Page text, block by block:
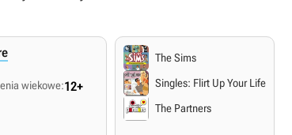
wiekowe:12+
The Sims
Singles: Flirt Up Your Life
The Partners